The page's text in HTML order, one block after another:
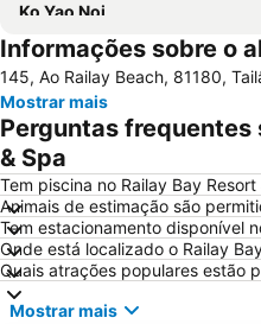
Ko Yao Noi
Loh Dalam Bay
Phra Ae Beach
Informações sobre o
145, Ao Railay Beach, 81180,
Mostrar mais
Perguntas frequentes
& Spa
Tem piscina no Railay Bay Resort
Animais de estimação são
Tem estacionamento disponível
Onde está localizado o Railay
Quais atrações populares estão
Mostrar mais